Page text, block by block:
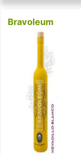
Bravoleum